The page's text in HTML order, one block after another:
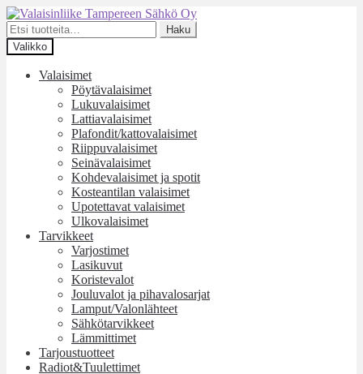
Siirry
navigointiin
Siirry
sisältöön
Etsi:
Haku
Valikko
Valaisimet
Pöytävalaisimet
Lukuvalaisimet
Lattiavalaisimet
Plafondit/kattovalaisimet
Riippuvalaisimet
Seinävalaisimet
Kohdevalaisimet ja spotit
Kosteantilan valaisimet
Upotettavat valaisimet
Ulkovalaisimet
Tarvikkeet
Varjostimet
Lasikuvut
Koristevalot
Jouluvalot ja pihavalosarjat
Lamput/Valonlähteet
Sähkötarvikkeet
Lämmittimet
Tarjoustuotteet
Radiot&Tuulettimet